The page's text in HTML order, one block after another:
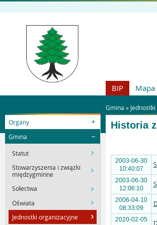
BIP
Gmina »
Organy
Gmina
Statut
Stowarzyszenia i związki
międzygminne
Sołectwa
Oświata
Jednostki organizacyjne
Historia
2003-06-30
10:40:07
2003-06-30
12:06:10
2006-04-10
08:33:09
2020-02-05